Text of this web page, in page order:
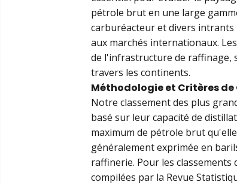
pétrole brut en une large
carburéacteur et divers
aux marchés internationaux.
de l'infrastructure de raffinage,
travers les continents.
Méthodologie et Critères de
Notre classement des plus
basé sur leur capacité de
maximum de pétrole brut
généralement exprimée en
raffinerie. Pour les classements
compilées par la Revue